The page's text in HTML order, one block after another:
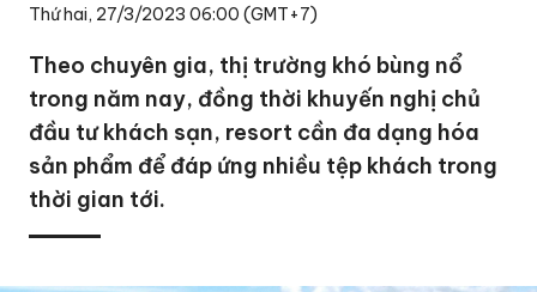
Thứ hai, 27/3/2023 06:00 (GMT+7)
Theo chuyên gia, thị trường khó bùng nổ
trong năm nay, đồng thời khuyến nghị chủ
đầu tư khách sạn, resort cần đa dạng hóa
sản phẩm để đáp ứng nhiều tệp khách trong
thời gian tới.